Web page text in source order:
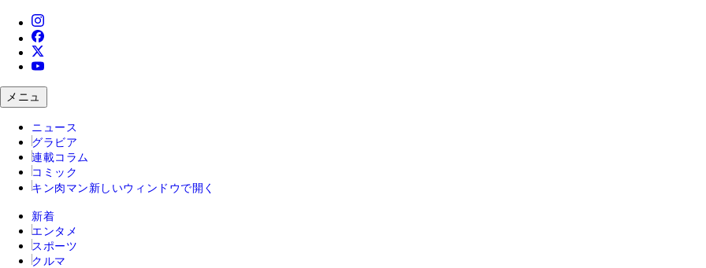
メニュ
ニュース
グラビア
連載コラム
コミック
キン肉マン 新しいウィンドウで開く
新着
エンタメ
スポーツ
クルマ